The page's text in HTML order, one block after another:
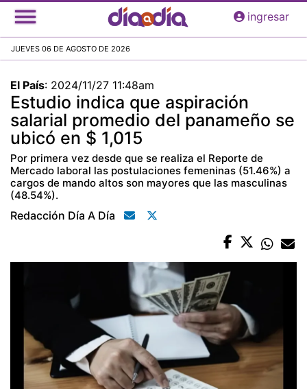
Pasar
al
principal
ingresar
JUEVES 06 DE AGOSTO DE 2026
El País: 2024/11/27 11:48am
Estudio indica que aspiración
salarial promedio del panameño se
ubicó en $ 1,015
Por primera vez desde que se realiza el Reporte de
Mercado laboral las postulaciones femeninas (51.46%) a
cargos de mando altos son mayores que las masculinas
(48.54%).
Redacción Día A Día